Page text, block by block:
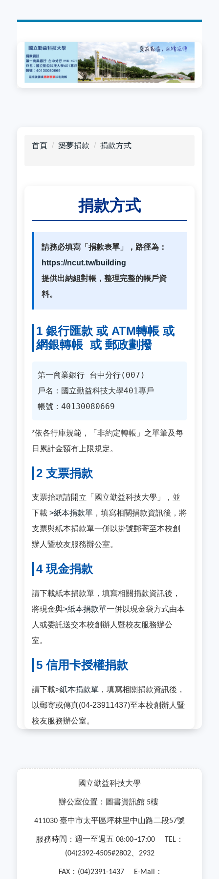
首頁 築夢捐款 捐款方式
捐款方式
請務必填寫「捐款表單」，路徑為：
https://ncut.tw/building
提供出納組對帳，整理完整的帳戶資
料。
1 銀行匯款 或 ATM轉帳 或
網銀轉帳 或 郵政劃撥
第一商業銀行 台中分行(007)
戶名：國立勤益科技大學401專戶
帳號：40130080669
*依各行庫規範，「非約定轉帳」之單筆及每
日累計金額有上限規定。
2 支票捐款
支票抬頭請開立「國立勤益科技大學」，並
下載 >紙本捐款單 ，填寫相關捐款資訊後，將
支票與紙本捐款單一併以掛號郵寄至本校創
辦人暨校友服務辦公室。
4 現金捐款
請下載紙本捐款單，填寫相關捐款資訊後，
將現金與>紙本捐款單一併以現金袋方式由本
人或委託送交本校創辦人暨校友服務辦公
室。
5 信用卡授權捐款
請下載>紙本捐款單 ，填寫相關捐款資訊後，
以郵寄或傳真(04-23911437)至本校創辦人暨
校友服務辦公室。
國立勤益科技大學
辦公室位置：圖書資訊館 5樓
411030 臺中市太平區坪林里中山路二段57號
服務時間：週一至週五 08:00~17:00 TEL ：
(04)2392-4505#2802、 2932
FAX： (04)2391-1437 E-Mail ：